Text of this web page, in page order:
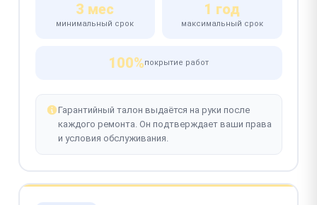
3 мес
минимальный срок
1 год
максимальный срок
100%покрытие работ
Гарантийный талон выдаётся на руки после
каждого ремонта. Он подтверждает ваши права
и условия обслуживания.